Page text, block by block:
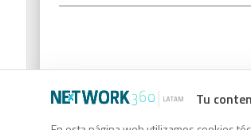
Tu
Código Rss